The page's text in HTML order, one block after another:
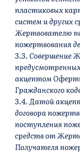
пластиковых
систем и других
Жертвователю
пожертвования
3.3. Совершение
акцептом
Гражданского
3.4. Датой
договора
поступления
средств от
Получателя